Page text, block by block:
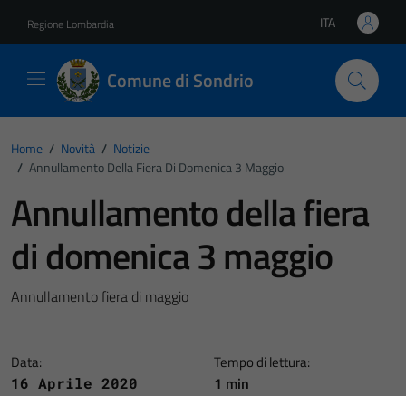
Regione Lombardia Lingua attiva:
ITA
Comune di Sondrio
Home / Novità / Notizie
/ Annullamento Della Fiera Di Domenica 3 Maggio
Annullamento della fiera
di domenica 3 maggio
Annullamento fiera di maggio
Data:
16 Aprile 2020
Tempo di lettura:
1 min